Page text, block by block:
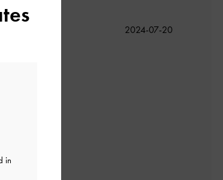
公
2024-07-20
in